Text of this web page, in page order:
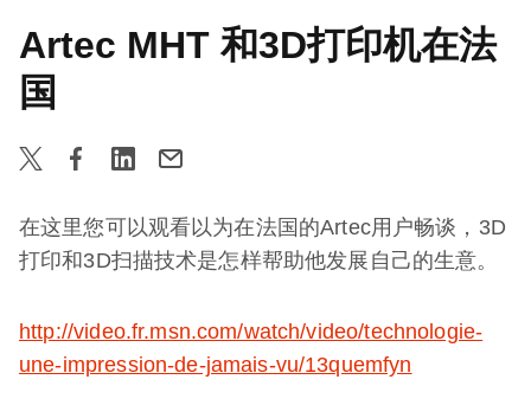
Artec MHT 和3D打印机在法
国
在这里您可以观看以为在法国的Artec用户畅谈，3D
打印和3D扫描技术是怎样帮助他发展自己的生意。
http://video.fr.msn.com/watch/video/technologie-
une-impression-de-jamais-vu/13quemfyn